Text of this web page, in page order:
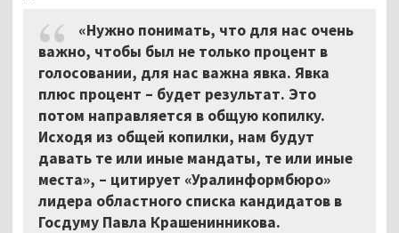
«Нужно понимать, что для нас очень
важно, чтобы был не только процент в
голосовании, для нас важна явка. Явка
плюс процент – будет результат. Это
потом направляется в общую копилку.
Исходя из общей копилки, нам будут
давать те или иные мандаты, те или иные
места», – цитирует «Уралинформбюро»
лидера областного списка кандидатов в
Госдуму Павла Крашенинникова.